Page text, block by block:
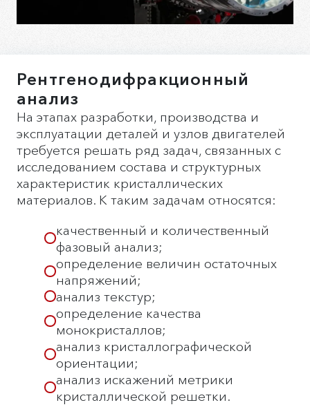
Рентгенодифракционный
анализ
На этапах разработки, производства и
эксплуатации деталей и узлов двигателей
требуется решать ряд задач, связанных с
исследованием состава и структурных
характеристик кристаллических
материалов. К таким задачам относятся:
качественный и количественный
фазовый анализ;
определение величин остаточных
напряжений;
анализ текстур;
определение качества
монокристаллов;
анализ кристаллографической
ориентации;
анализ искажений метрики
кристаллической решетки.